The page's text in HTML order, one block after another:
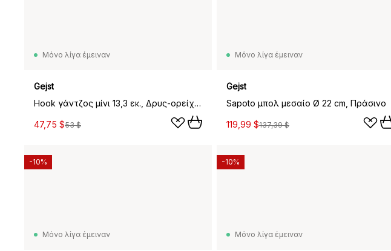
Μόνο λίγα έμειναν
Gejst
Hook γάντζος μίνι 13,3 εκ., Δρυς-ορείχαλκος
47,75 $53 $
Μόνο λίγα έμειναν
Gejst
Sapoto μπολ μεσαίο Ø 22 cm, Πράσινο
119,99 $137,39 $
Μόνο λίγα έμειναν
-10%
Μόνο λίγα έμειναν
-10%